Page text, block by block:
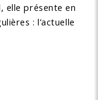
elle présente en
: l’actuelle